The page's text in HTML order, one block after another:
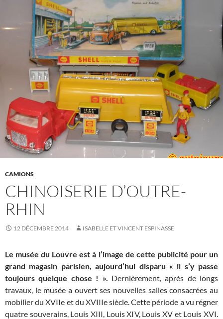
CAMIONS
CHINOISERIE D’OUTRE-
RHIN
12 DÉCEMBRE 2014 ISABELLE ET VINCENT ESPINASSE
Le musée du Louvre est à l’image de cette publicité pour un
grand magasin parisien, aujourd’hui disparu « il s’y passe
toujours quelque chose ! ».
Dernièrement, après de longs
travaux, le musée a ouvert ses nouvelles salles consacrées au
mobilier du XVIIe et du XVIIIe siècle. Cette période a vu régner
quatre souverains, Louis XIII, Louis XIV, Louis XV et Louis XVI.